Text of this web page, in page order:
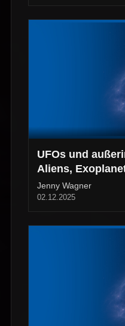
UFOs und
Aliens,
Sichtungen
Jenny Wagner
02.12.2025